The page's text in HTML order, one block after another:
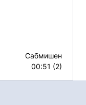
Сабмишен
00:51 (2)